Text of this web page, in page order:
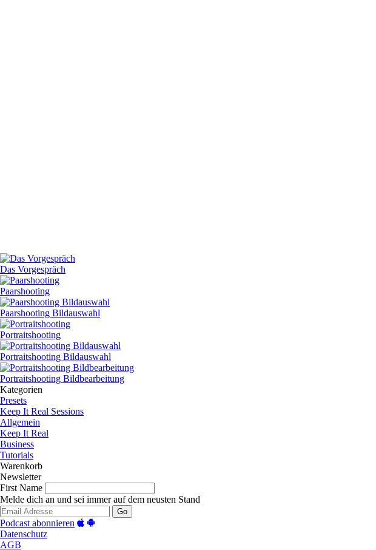
Das Vorgespräch
Paarshooting
Paarshooting Bildauswahl
Portraitshooting
Portraitshooting Bildauswahl
Portraitshooting Bildbearbeitung
Kategorien
Presets
Keep It Real Sessions
Allgemein
Keep It Real
Business
Tutorials
Warenkorb
Newsletter
First Name
Melde dich an und sei immer auf dem neusten Stand
Go
Podcast abonnieren
Datenschutz
AGB